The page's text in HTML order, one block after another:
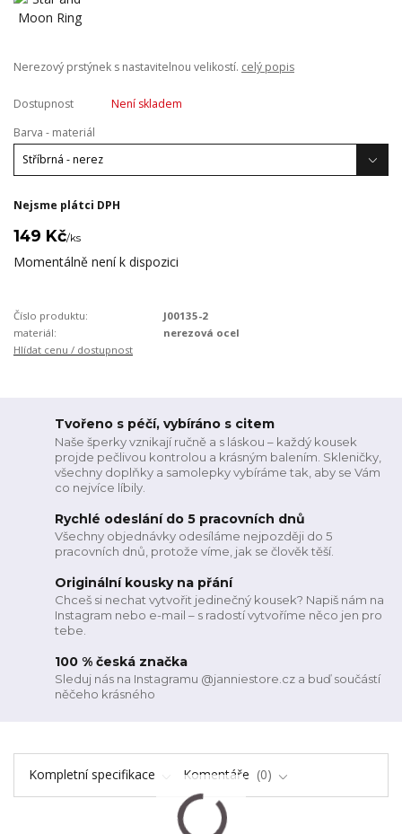
Nerezový prstýnek s nastavitelnou velikostí. celý popis
Dostupnost
Není skladem
Barva - materiál
Nejsme plátci DPH
149 Kč/ks
Momentálně není k dispozici
Číslo produktu:
J00135-2
materiál:
nerezová ocel
Hlídat cenu / dostupnost
Tvořeno s péčí, vybíráno s citem
Naše šperky vznikají ručně a s láskou – každý kousek
projde pečlivou kontrolou a krásným balením. Skleničky,
všechny doplňky a samolepky vybíráme tak, aby se Vám
co nejvíce líbily.
Rychlé odeslání do 5 pracovních dnů
Všechny objednávky odesíláme nejpozději do 5
pracovních dnů, protože víme, jak se člověk těší.
Originální kousky na přání
Chceš si nechat vytvořit jedinečný kousek? Napiš nám na
Instagram nebo e-mail – s radostí vytvoříme něco jen pro
tebe.
100 % česká značka
Sleduj nás na Instagramu @janniestore.cz a buď součástí
něčeho krásného
Kompletní specifikace Komentáře 0